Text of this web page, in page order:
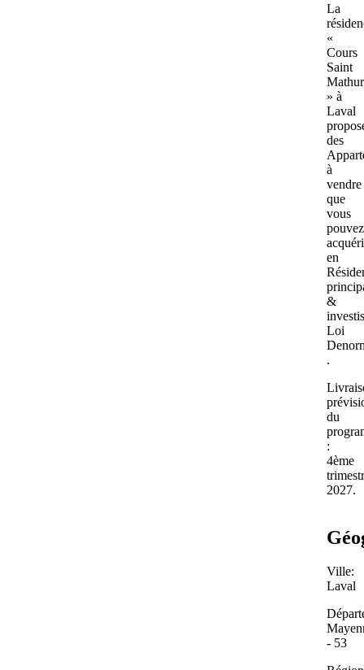
La
«
Cours
Saint
» à
Laval
des
à
vendre
que
vous
pouvez
en
&
Loi
.
du
:
4ème
2027.
Ville:
Laval
- 53